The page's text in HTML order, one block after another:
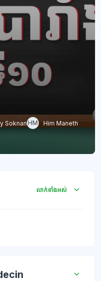
Soknan HM
Him Maneth
លាក់ទាំងអស់
កា